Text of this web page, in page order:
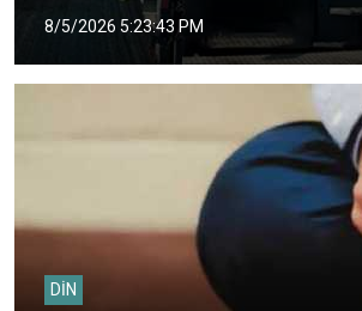
8/5/2026 5:23:43 PM
DİN